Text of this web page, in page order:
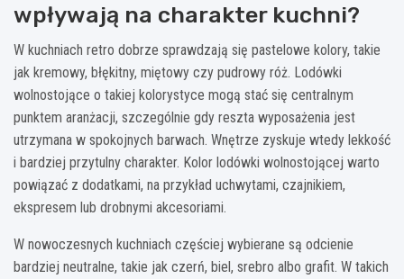
wpływają na charakter kuchni?
W kuchniach retro dobrze sprawdzają się pastelowe kolory, takie
jak kremowy, błękitny, miętowy czy pudrowy róż. Lodówki
wolnostojące o takiej kolorystyce mogą stać się centralnym
punktem aranżacji, szczególnie gdy reszta wyposażenia jest
utrzymana w spokojnych barwach. Wnętrze zyskuje wtedy lekkość
i bardziej przytulny charakter. Kolor lodówki wolnostojącej warto
powiązać z dodatkami, na przykład uchwytami, czajnikiem,
ekspresem lub drobnymi akcesoriami.
W nowoczesnych kuchniach częściej wybierane są odcienie
bardziej neutralne, takie jak czerń, biel, srebro albo grafit. W takich